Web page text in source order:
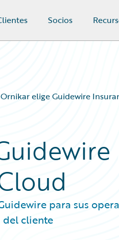
Socios
Ornikar elige Guidewire
para sus
del cliente